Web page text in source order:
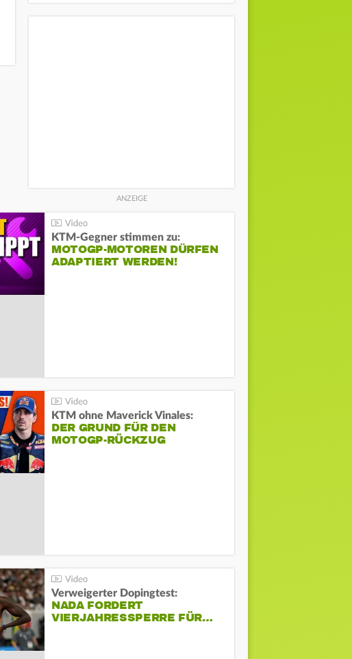
KTM-Gegner stimmen zu:
MOTOGP-MOTOREN DÜRFEN
ADAPTIERT WERDEN!
KTM ohne Maverick Vinales:
DER GRUND FÜR DEN
MOTOGP-RÜCKZUG
Verweigerter Dopingtest:
NADA FORDERT
VIERJAHRESSPERRE FÜR…